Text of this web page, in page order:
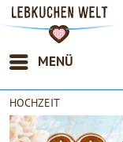
MENÜ
HOCHZEIT